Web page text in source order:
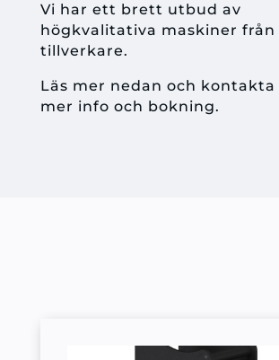
Vi har ett brett utbud av
högkvalitativa maskiner från
tillverkare.
Läs mer nedan och kontakta
mer info och bokning.